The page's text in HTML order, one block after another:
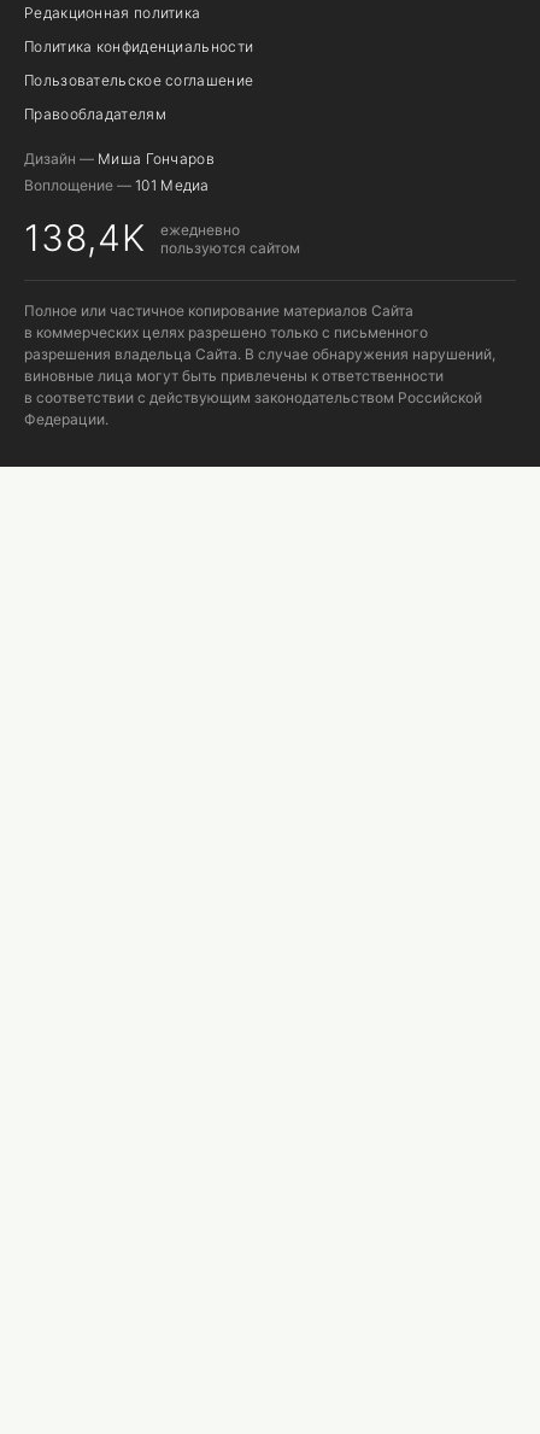
Редакционная политика
Политика конфиденциальности
Пользовательское соглашение
Правообладателям
Дизайн — Миша Гончаров
Воплощение — 101 Медиа
138,4K
ежедневно
пользуются сайтом
Полное или частичное копирование материалов Сайта
в коммерческих целях разрешено только с письменного
разрешения владельца Сайта. В случае обнаружения нарушений,
виновные лица могут быть привлечены к ответственности
в соответствии с действующим законодательством Российской
Федерации.